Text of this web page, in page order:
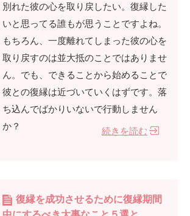
別れた彼の心を取り戻したい。復縁した
いと思ってる誰もが思うことですよね。
もちろん、一度離れてしまった彼の心を
取り戻すのは並大抵のことではありませ
ん。でも、できることから始めることで
彼との復縁は近づいていくはずです。落
ち込んでばかりいないで行動しません
か？
続きを読む
復縁を成功させるために復縁期間